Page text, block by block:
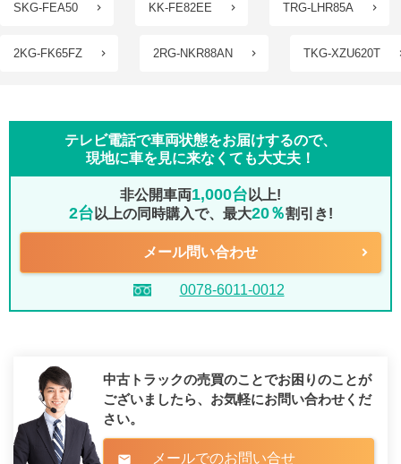
SKG-FEA50 KK-FE82EE TRG-LHR85A
2KG-FK65FZ 2RG-NKR88AN TKG-XZU620T
テレビ電話で車両状態をお届けするので、
現地に車を見に来なくても大丈夫！
非公開車両1,000台 以上!
2台 以上の同時購入で、最大20％割引き!
メール問い合わせ
0078-6011-0012
中古トラックの売買のことでお困りのことが
ございましたら、 お気軽にお問い合わせくだ
さい。
mail メールでのお問い合せ